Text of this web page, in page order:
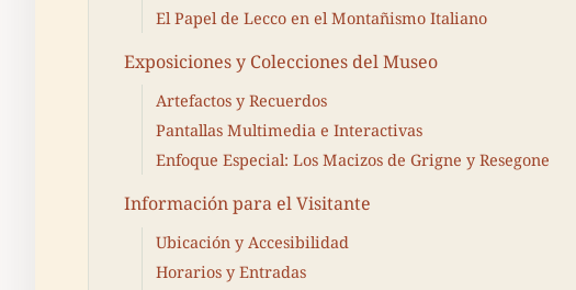
El Papel de Lecco en el Montañismo Italiano
Exposiciones y Colecciones del Museo
Artefactos y Recuerdos
Pantallas Multimedia e Interactivas
Enfoque Especial: Los Macizos de Grigne y Resegone
Información para el Visitante
Ubicación y Accesibilidad
Horarios y Entradas